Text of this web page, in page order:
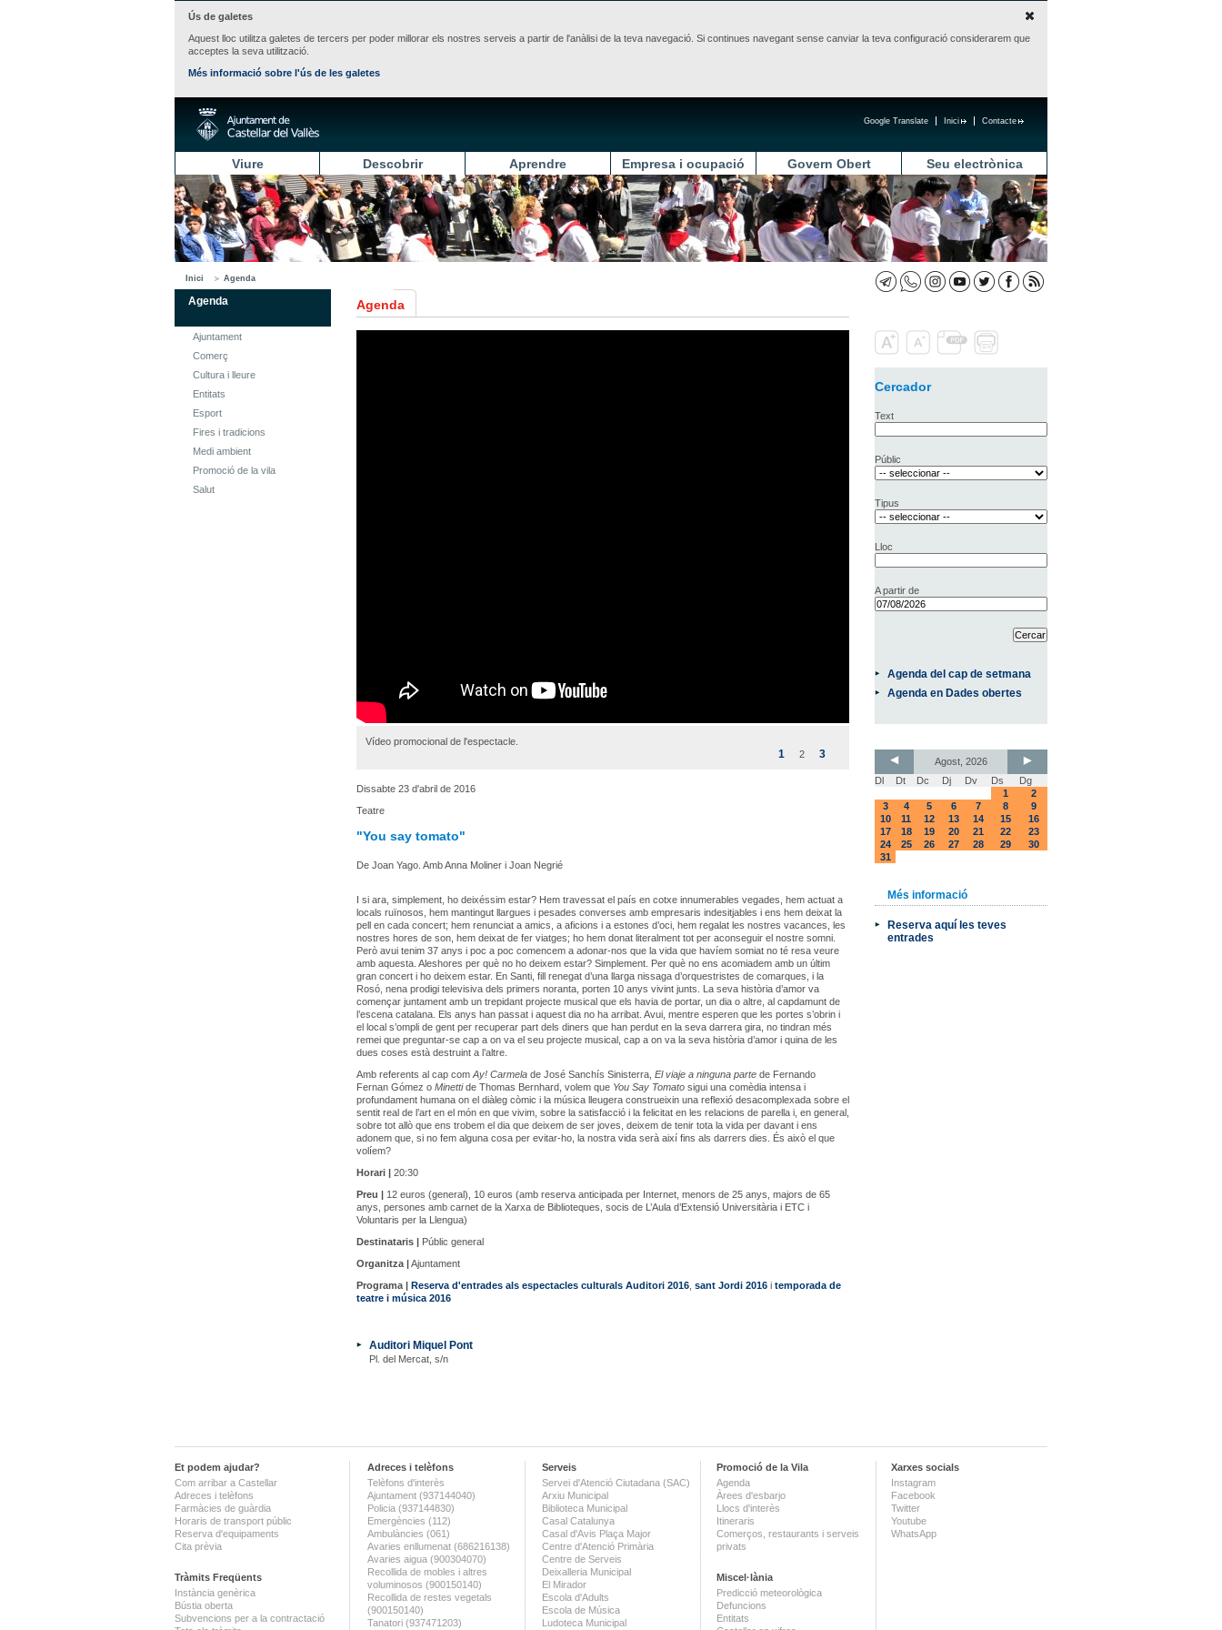
Ús de galetes
Aquest lloc utilitza galetes de tercers per poder millorar els nostres serveis a partir de l'anàlisi de la teva navegació. Si continues navegant sense canviar la teva configuració considerarem que
acceptes la seva utilització.
Més informació sobre l'ús de les galetes
Contacte
Inici
Google Translate
Viure Descobrir Aprendre Empresa i ocupació Govern Obert Seu electrònica
Inici Agenda
Agenda
Ajuntament
Comerç
Cultura i lleure
Entitats
Esport
Fires i tradicions
Medi ambient
Promoció de la vila
Salut
Agenda
Vídeo promocional de l'espectacle.
1 2 3
Dissabte 23 d'abril de 2016
Teatre
"You say tomato"
De Joan Yago. Amb Anna Moliner i Joan Negrié
I si ara, simplement, ho deixéssim estar? Hem travessat el país en cotxe innumerables vegades, hem actuat a
locals ruïnosos, hem mantingut llargues i pesades converses amb empresaris indesitjables i ens hem deixat la
pell en cada concert; hem renunciat a amics, a aficions i a estones d’oci, hem regalat les nostres vacances, les
nostres hores de son, hem deixat de fer viatges; ho hem donat literalment tot per aconseguir el nostre somni.
Però avui tenim 37 anys i poc a poc comencem a adonar-nos que la vida que havíem somiat no té resa veure
amb aquesta. Aleshores per què no ho deixem estar? Simplement. Per què no ens acomiadem amb un últim
gran concert i ho deixem estar. En Santi, fill renegat d’una llarga nissaga d’orquestristes de comarques, i la
Rosó, nena prodigi televisiva dels primers noranta, porten 10 anys vivint junts. La seva història d’amor va
començar juntament amb un trepidant projecte musical que els havia de portar, un dia o altre, al capdamunt de
l’escena catalana. Els anys han passat i aquest dia no ha arribat. Avui, mentre esperen que les portes s’obrin i
el local s’ompli de gent per recuperar part dels diners que han perdut en la seva darrera gira, no tindran més
remei que preguntar-se cap a on va el seu projecte musical, cap a on va la seva història d’amor i quina de les
dues coses està destruint a l’altre.
Amb referents al cap com Ay! Carmela de José Sanchís Sinisterra, El viaje a ninguna parte de Fernando
Fernan Gómez o Minettide Thomas Bernhard, volem que You Say Tomato sigui una comèdia intensa i
profundament humana on el diàleg còmic i la música lleugera construeixin una reflexió desacomplexada sobre el
sentit real de l’art en el món en que vivim, sobre la satisfacció i la felicitat en les relacions de parella i, en general,
sobre tot allò que ens trobem el dia que deixem de ser joves, deixem de tenir tota la vida per davant i ens
adonem que, si no fem alguna cosa per evitar-ho, la nostra vida serà així fins als darrers dies. És això el que
volíem?
Horari | 20:30
Preu | 12 euros (general), 10 euros (amb reserva anticipada per Internet, menors de 25 anys, majors de 65
anys, persones amb carnet de la Xarxa de Biblioteques, socis de L’Aula d’Extensió Universitària i ETC i
Voluntaris per la Llengua)
Destinataris | Públic general
Organitza |Ajuntament
Programa | Reserva d'entrades als espectacles culturals Auditori 2016 sant Jordi 2016 i temporada de
teatre i música 2016
Auditori Miquel Pont
Pl. del Mercat, s/n
Cercador
Text
Públic
Tipus
Lloc
A partir de
Agenda del cap de setmana
Agenda en Dades obertes
Agost, 2026
Dl
Dt Dc Dj Dv Ds
Dg
1
2
3
4 5 6 7 8
9
10
11 12 13 14 15
16
17
18 19 20 21 22
23
24
25 26 27 28 29
30
31
Més informació
Reserva aquí les teves
entrades
Et podem ajudar?
Com arribar a Castellar
Adreces i telèfons
Farmàcies de guàrdia
Horaris de transport públic
Reserva d'equipaments
Cita prèvia
Tràmits Freqüents
Instància genèrica
Bústia oberta
Subvencions per a la contractació
Adreces i telèfons
Telèfons d'interès
Ajuntament (937144040)
Policia (937144830)
Emergències (112)
Ambulàncies (061)
Avaries enllumenat (686216138)
Avaries aigua (900304070)
Recollida de mobles i altres
voluminosos (900150140)
Recollida de restes vegetals
(900150140)
Tanatori (937471203)
Serveis
Servei d'Atenció Ciutadana (SAC)
Arxiu Municipal
Biblioteca Municipal
Casal Catalunya
Casal d'Avis Plaça Major
Centre d'Atenció Primària
Centre de Serveis
Deixalleria Municipal
El Mirador
Escola d'Adults
Escola de Música
Ludoteca Municipal
Promoció de la Vila
Agenda
Àrees d'esbarjo
Llocs d'interès
Itineraris
Comerços, restaurants i serveis
privats
Miscel·lània
Predicció meteorològica
Defuncions
Entitats
Xarxes socials
Instagram
Facebook
Twitter
Youtube
WhatsApp